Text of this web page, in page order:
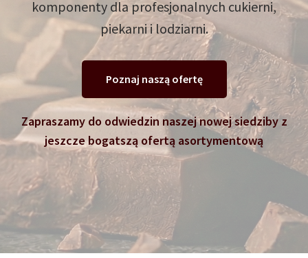
komponenty dla profesjonalnych cukierni,
piekarni i lodziarni.
Poznaj naszą ofertę
Zapraszamy do odwiedzin naszej nowej siedziby z
jeszcze bogatszą ofertą asortymentową